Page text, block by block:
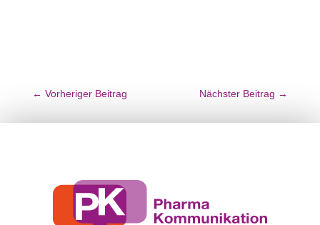
← Vorheriger Beitrag Nächster Beitrag →